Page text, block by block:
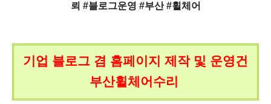
뢰 #블로그운영 #부산 #휠체어
기업 블로그 겸 홈페이지 제작 및 운영건
부산휠체어수리